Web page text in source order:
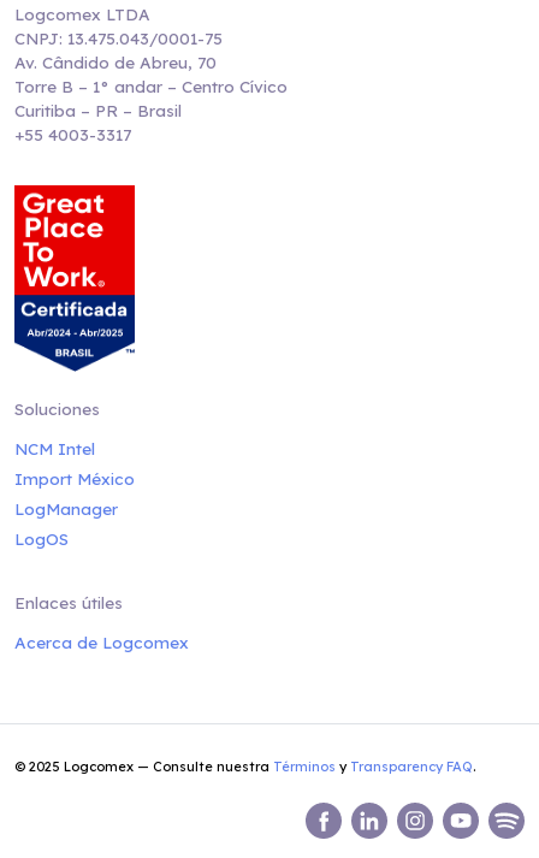
Logcomex LTDA
CNPJ: 13.475.043/0001-75
Av. Cândido de Abreu, 70
Torre B – 1° andar – Centro Cívico
Curitiba – PR – Brasil
+55 4003-3317
Soluciones
NCM Intel
Import México
LogManager
LogOS
Enlaces útiles
Acerca de Logcomex
© 2025 Logcomex — Consulte nuestra Términos y Transparency FAQ.